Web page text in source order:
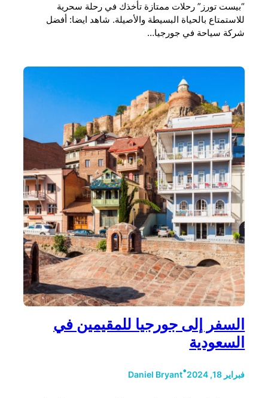
“بيست تورز” رحلات ممتازة تأخذك في رحلة سحرية
للاستمتاع بالحياة البسيطة والأصيلة. شاهد ايضا: أفضل
شركة سياحة في جورجيا…
السفر إلى جورجيا للمقيمين في
السعودية
فبراير 18, 2024 •
Daniel Bryant